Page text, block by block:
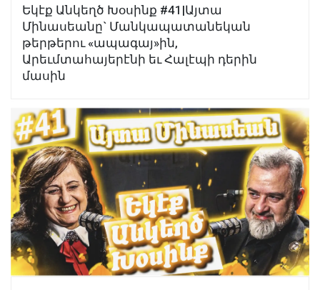
Եկէք Անկեղծ Խօսինք #41|Այտա
Մինասեանը` Մանկապատանեկան
թերթերու «ապագայ»ին,
Արեւմտահայերէնի եւ Հալէպի դերին
մասին